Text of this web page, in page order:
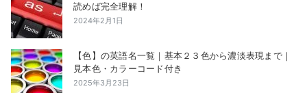
読めば完全理解！
2024年2月1日
【色】の英語名一覧｜基本２３色から濃淡表現まで｜
見本色・カラーコード付き
2025年3月23日